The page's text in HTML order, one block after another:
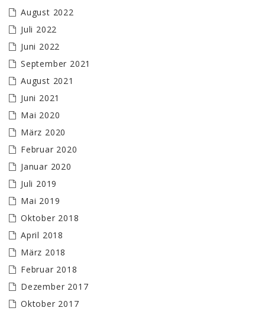
August 2022
Juli 2022
Juni 2022
September 2021
August 2021
Juni 2021
Mai 2020
März 2020
Februar 2020
Januar 2020
Juli 2019
Mai 2019
Oktober 2018
April 2018
März 2018
Februar 2018
Dezember 2017
Oktober 2017